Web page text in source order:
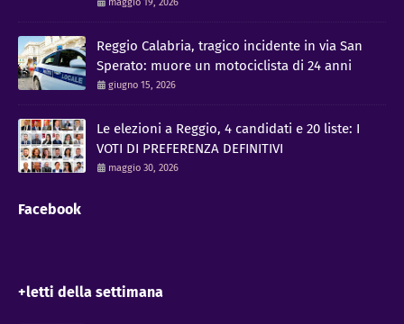
Reggio Calabria, tragico incidente in via San
Sperato: muore un motociclista di 24 anni
giugno 15, 2026
Le elezioni a Reggio, 4 candidati e 20 liste: I
VOTI DI PREFERENZA DEFINITIVI
maggio 30, 2026
Facebook
+letti della settimana